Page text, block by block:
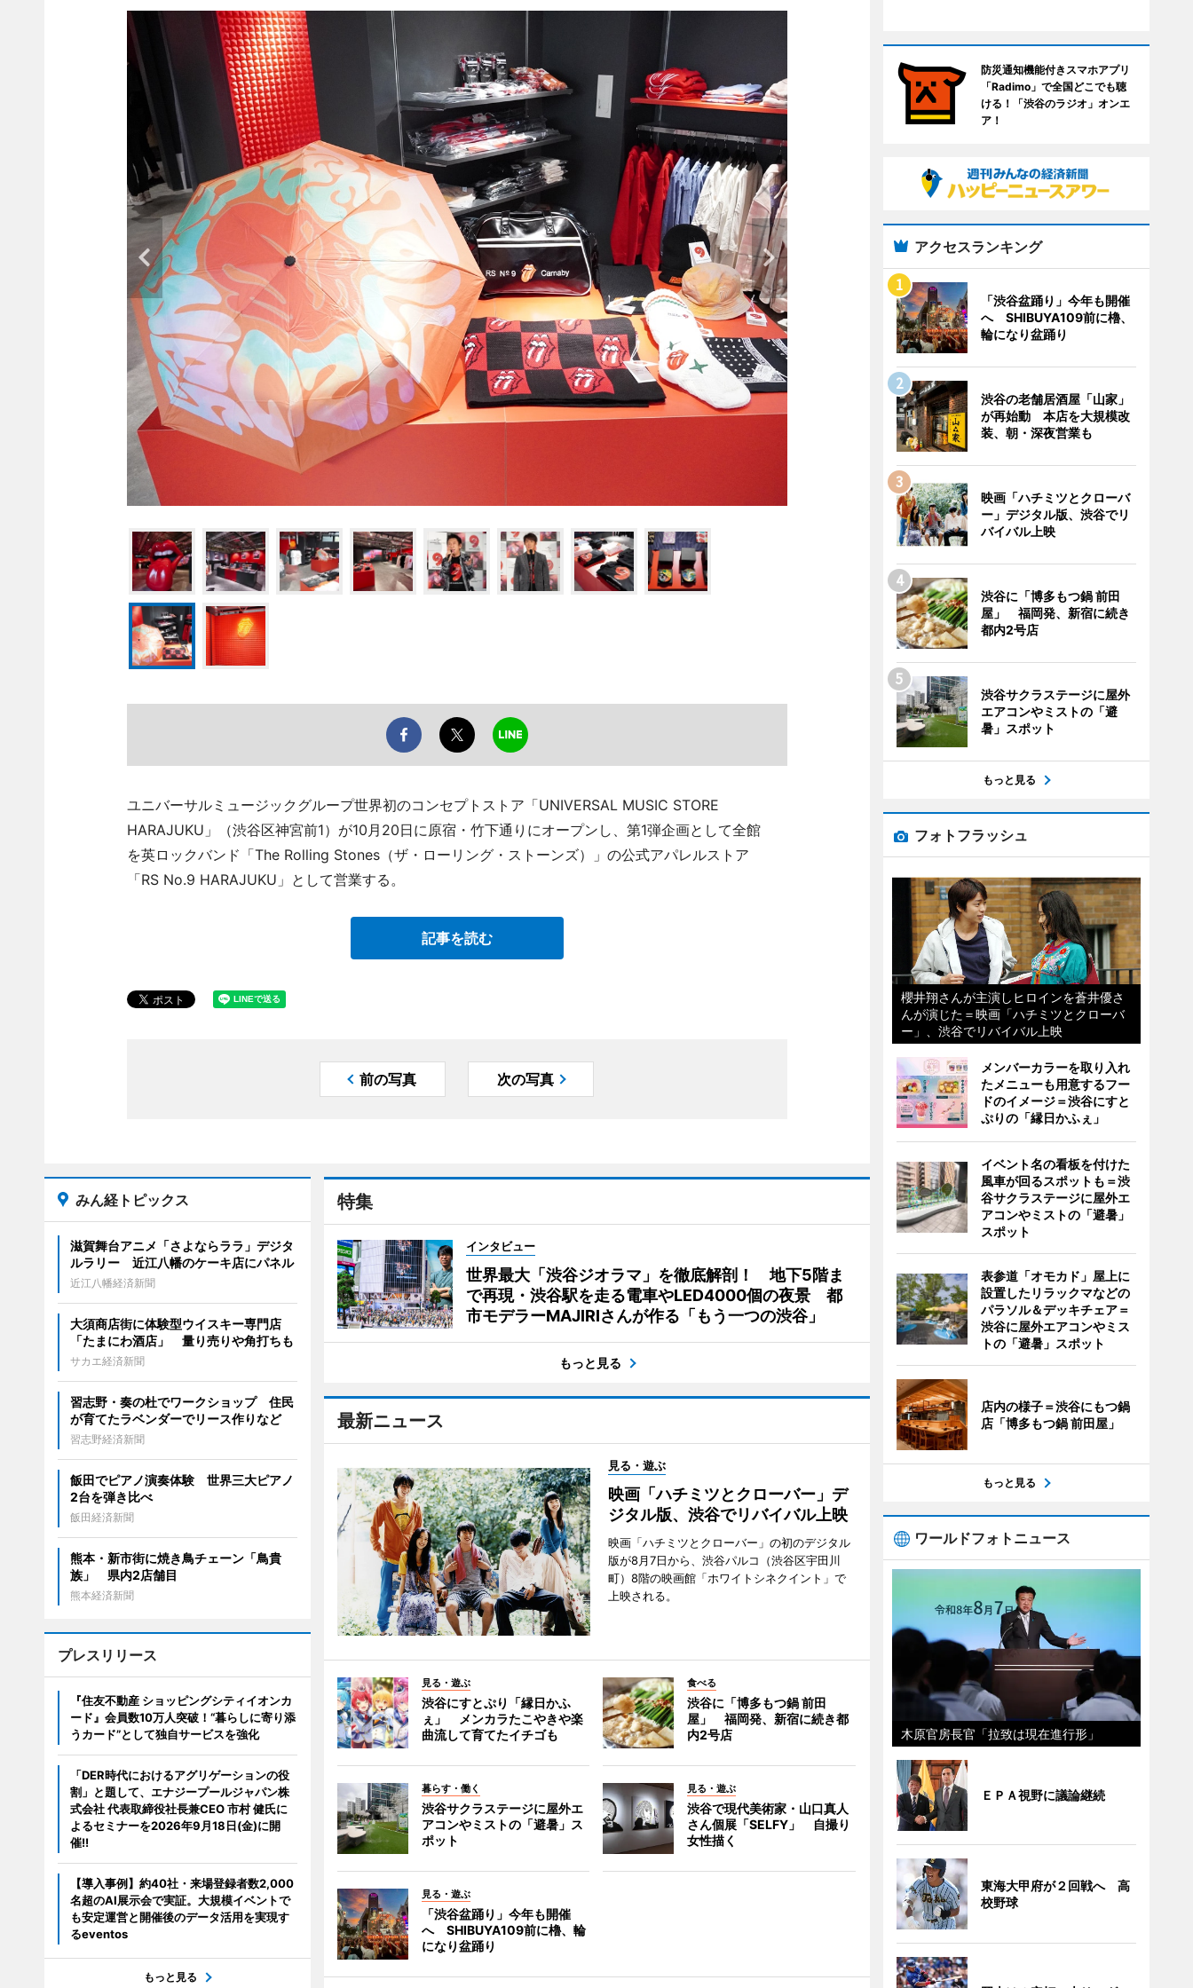
ユニバーサルミュージックグループ世界初のコンセプトストア「UNIVERSAL MUSIC STORE
HARAJUKU」（渋谷区神宮前1）が10月20日に原宿・竹下通りにオープンし、第1弾企画として全館
を英ロックバンド「The Rolling Stones（ザ・ローリング・ストーンズ）」の公式アパレルストア
「RS No.9 HARAJUKU」として営業する。
記事を読む
前の写真 次の写真
特集
インタビュー
世界最大「渋谷ジオラマ」を徹底解剖！ 地下5階ま
で再現・渋谷駅を走る電車やLED4000個の夜景 都
市モデラーMAJIRIさんが作る「もう一つの渋谷」
もっと見る
最新ニュース
見る・遊ぶ
映画「ハチミツとクローバー」デ
ジタル版、渋谷でリバイバル上映
映画「ハチミツとクローバー」の初のデジタル
版が8月7日から、渋谷パルコ（渋谷区宇田川
町）8階の映画館「ホワイトシネクイント」で
上映される。
見る・遊ぶ
渋谷にすとぷり「縁日かふ
ぇ」 メンカラたこやきや楽
曲流して育てたイチゴも
食べる
渋谷に「博多もつ鍋 前田
屋」 福岡発、新宿に続き都
内2号店
暮らす・働く
渋谷サクラステージに屋外エ
アコンやミストの「避暑」ス
ポット
見る・遊ぶ
渋谷で現代美術家・山口真人
さん個展「SELFY」 自撮り
女性描く
見る・遊ぶ
「渋谷盆踊り」今年も開催
へ SHIBUYA109前に櫓、輪
になり盆踊り
みん経トピックス
滋賀舞台アニメ「さよならララ」デジタ
ルラリー 近江八幡のケーキ店にパネル
近江八幡経済新聞
大須商店街に体験型ウイスキー専門店
「たまにわ酒店」 量り売りや角打ちも
サカエ経済新聞
習志野・奏の杜でワークショップ 住民
が育てたラベンダーでリース作りなど
習志野経済新聞
飯田でピアノ演奏体験 世界三大ピアノ
2台を弾き比べ
飯田経済新聞
熊本・新市街に焼き鳥チェーン「鳥貴
族」 県内2店舗目
熊本経済新聞
プレスリリース
『住友不動産 ショッピングシティイオンカ
ード』会員数10万人突破！“暮らしに寄り添
うカード”として独自サービスを強化
「DER時代におけるアグリゲーションの役
割」と題して、エナジープールジャパン株
式会社 代表取締役社長兼CEO 市村 健氏に
よるセミナーを2026年9月18日(金)に開
催!!
【導入事例】約40社・来場登録者数2,000
名超のAI展示会で実証。大規模イベントで
も安定運営と開催後のデータ活用を実現す
るeventos
もっと見る
防災通知機能付きスマホアプリ
「Radimo」で全国どこでも聴
ける！「渋谷のラジオ」オンエ
ア！
アクセスランキング
「渋谷盆踊り」今年も開催
へ SHIBUYA109前に櫓、
輪になり盆踊り
渋谷の老舗居酒屋「山家」
が再始動 本店を大規模改
装、朝・深夜営業も
映画「ハチミツとクローバ
ー」デジタル版、渋谷でリ
バイバル上映
渋谷に「博多もつ鍋 前田
屋」 福岡発、新宿に続き
都内2号店
渋谷サクラステージに屋外
エアコンやミストの「避
暑」スポット
もっと見る
フォトフラッシュ
櫻井翔さんが主演しヒロインを蒼井優さ
んが演じた＝映画「ハチミツとクローバ
ー」、渋谷でリバイバル上映
メンバーカラーを取り入れ
たメニューも用意するフー
ドのイメージ＝渋谷にすと
ぷりの「縁日かふぇ」
イベント名の看板を付けた
風車が回るスポットも＝渋
谷サクラステージに屋外エ
アコンやミストの「避暑」
スポット
表参道「オモカド」屋上に
設置したリラックマなどの
パラソル＆デッキチェア＝
渋谷に屋外エアコンやミス
トの「避暑」スポット
店内の様子＝渋谷にもつ鍋
店「博多もつ鍋 前田屋」
もっと見る
ワールドフォトニュース
木原官房長官「拉致は現在進行形」
ＥＰＡ視野に議論継続
東海大甲府が２回戦へ 高
校野球